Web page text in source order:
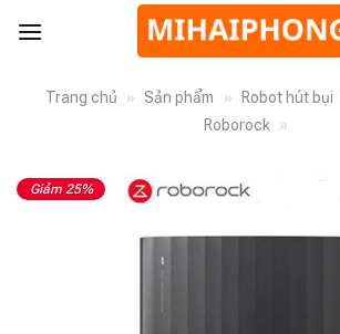
Trang chủ » Sản phẩm » Robot hút bụi
Roborock
»
Giảm 25%